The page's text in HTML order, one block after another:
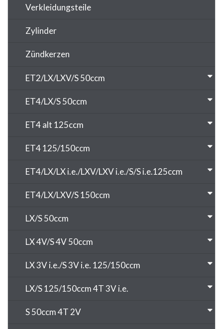
Verkleidungsteile
Zylinder
Zündkerzen
ET2/LX/LXV/S 50ccm
ET4/LX/S 50ccm
ET4 alt 125ccm
ET4 125/150ccm
ET4/LX/LX i.e./LXV/LXV i.e./S/S i.e.125ccm
ET4/LX/LXV/S 150ccm
LX/S 50ccm
LX 4V/S 4V 50ccm
LX 3V i.e./S 3V i.e. 125/150ccm
LX/S 125/150ccm 4T 3V i.e.
S 50ccm 4T 2V